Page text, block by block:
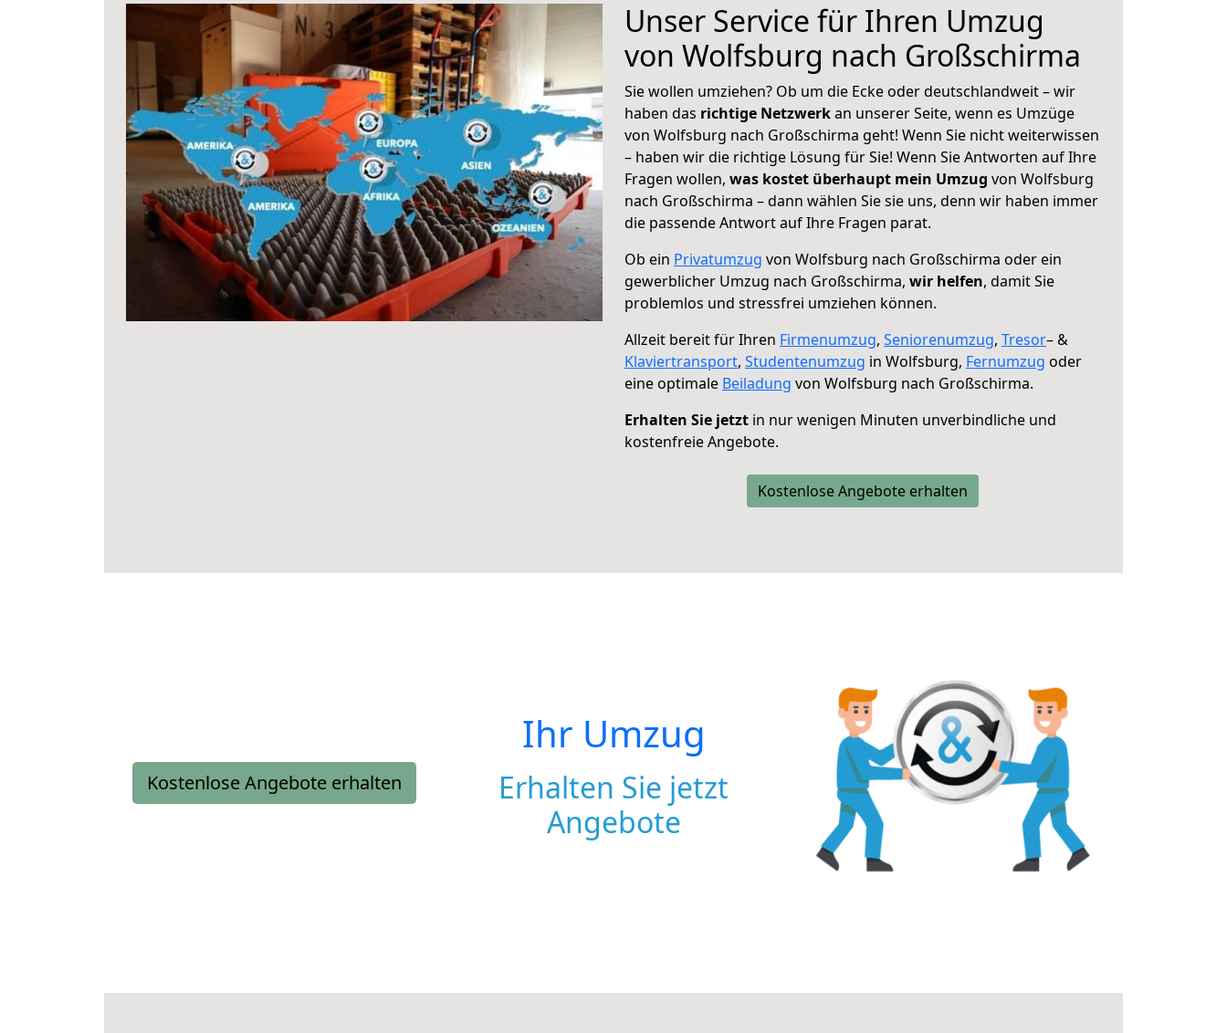
Unser Service für Ihren Umzug
von Wolfsburg nach Großschirma
Sie wollen umziehen? Ob um die Ecke oder deutschlandweit – wir
haben das richtige Netzwerkan unserer Seite, wenn es Umzüge
von Wolfsburg nach Großschirma geht! Wenn Sie nicht weiterwissen
– haben wir die richtige Lösung für Sie! Wenn Sie Antworten auf Ihre
Fragen wollen, was kostet überhaupt mein Umzug von Wolfsburg
nach Großschirma – dann wählen Sie sie uns, denn wir haben immer
die passende Antwort auf Ihre Fragen parat.
Ob ein Privatumzug von Wolfsburg nach Großschirma oder ein
gewerblicher Umzug nach Großschirma, wir helfen, damit Sie
problemlos und stressfrei umziehen können.
Allzeit bereit für Ihren Firmenumzug, Seniorenumzug, Tresor– &
Klaviertransport, Studentenumzug in Wolfsburg, Fernumzug oder
eine optimale Beiladung von Wolfsburg nach Großschirma.
Erhalten Sie jetzt in nur wenigen Minuten unverbindliche und
kostenfreie Angebote.
Kostenlose Angebote erhalten
Kostenlose Angebote erhalten
Ihr Umzug
Erhalten Sie jetzt
Angebote